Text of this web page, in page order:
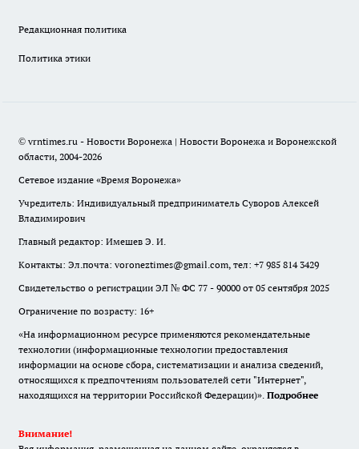
Редакционная политика
Политика этики
© vrntimes.ru - Новости Воронежа | Новости Воронежа и Воронежской
области, 2004-2026
Сетевое издание «Время Воронежа»
Учредитель: Индивидуальный предприниматель Суворов Алексей
Владимирович
Главный редактор: Имешев Э. И.
Контакты: Эл.почта: voroneztimes@gmail.com, тел: +7 985 814 3429
Свидетельство о регистрации ЭЛ № ФС 77 - 90000 от 05 сентября 2025
Ограничение по возрасту: 16+
«На информационном ресурсе применяются рекомендательные
технологии (информационные технологии предоставления
информации на основе сбора, систематизации и анализа сведений,
относящихся к предпочтениям пользователей сети "Интернет",
находящихся на территории Российской Федерации)». Подробнее
Внимание!